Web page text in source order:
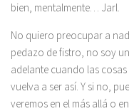
bien, mentalmente… Jarl.
No quiero preocupar a
pedazo de fistro, no soy
adelante cuando las cosas
vuelva a ser así. Y si no,
veremos en el más allá o